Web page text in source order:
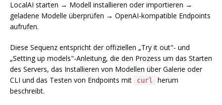
LocalAI starten → Modell installieren oder importieren →
geladene Modelle überprüfen → OpenAI-kompatible Endpoints
aufrufen.
Diese Sequenz entspricht der offiziellen „Try it out"- und
„Setting up models"-Anleitung, die den Prozess um das Starten
des Servers, das Installieren von Modellen über Galerie oder
CLI und das Testen von Endpoints mit
curl
herum
beschreibt.